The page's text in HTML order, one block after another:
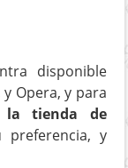
disponible
Opera, y para
la tienda de
y